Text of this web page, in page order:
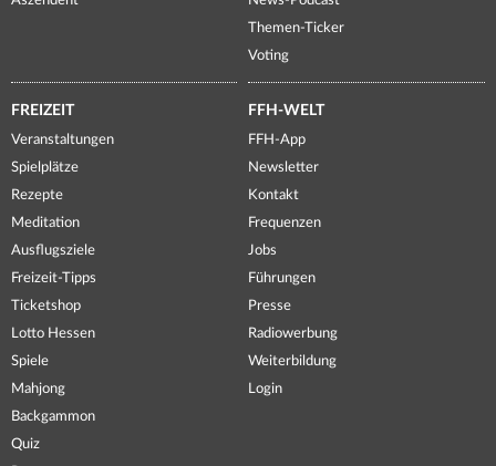
Themen-Ticker
Voting
FREIZEIT
Veranstaltungen
Spielplätze
Rezepte
Meditation
Ausflugsziele
Freizeit-Tipps
Ticketshop
Lotto Hessen
Spiele
Mahjong
Backgammon
Quiz
FFH-WELT
FFH-App
Newsletter
Kontakt
Frequenzen
Jobs
Führungen
Presse
Radiowerbung
Weiterbildung
Login